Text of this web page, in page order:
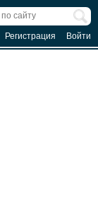
Регистрация Войти